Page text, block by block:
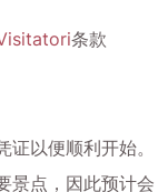
条款
以便顺利开始。
景点，因此预计会